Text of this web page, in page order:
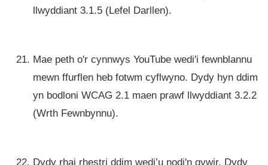
llwyddiant 3.1.5 (Lefel Darllen).
Mae peth o'r cynnwys YouTube wedi'i fewnblannu
mewn ffurflen heb fotwm cyflwyno. Dydy hyn ddim
yn bodloni WCAG 2.1 maen prawf llwyddiant 3.2.2
(Wrth Fewnbynnu).
Dydy rhai rhestri ddim wedi’u nodi'n gywir. Dydy